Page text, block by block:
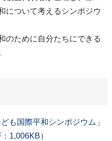
について考えるシンポジウ
のために自分たちにできる
も国際平和シンポジウム」
1,006KB）